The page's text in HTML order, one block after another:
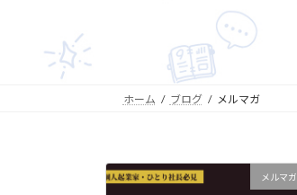
ホーム ブログ メルマガ
メルマガ